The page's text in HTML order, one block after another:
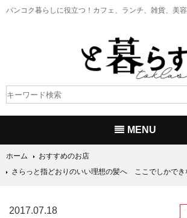
バンコク暮らしに役立つ！ カフェ、ランチ、雑貨、美
MENU
ホーム
おすすめのお店
さらっと指どおりのいい理想の髪へ ここでしかでき
2017.07.18